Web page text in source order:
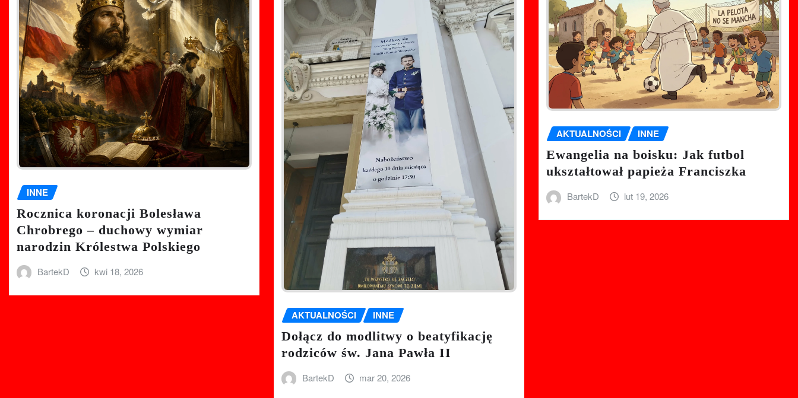
INNE
Rocznica koronacji Bolesława
Chrobrego – duchowy wymiar
narodzin Królestwa Polskiego
BartekD kwi 18, 2026
AKTUALNOŚCI INNE
Dołącz do modlitwy o beatyfikację
rodziców św. Jana Pawła II
BartekD mar 20, 2026
AKTUALNOŚCI INNE
Ewangelia na boisku: Jak futbol
ukształtował papieża Franciszka
BartekD lut 19, 2026